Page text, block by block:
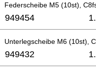
Federscheibe M5 (10st),
949454
Unterlegscheibe M6 (10st),
949432